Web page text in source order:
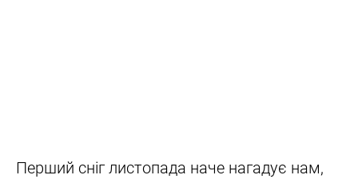
Перший сніг листопада наче нагадує нам,